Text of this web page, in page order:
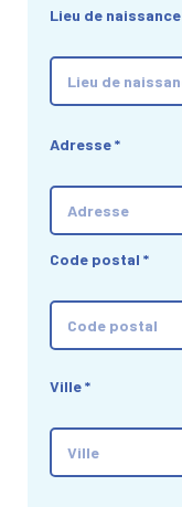
Lieu de naissance
Adresse*
Code postal *
Ville*